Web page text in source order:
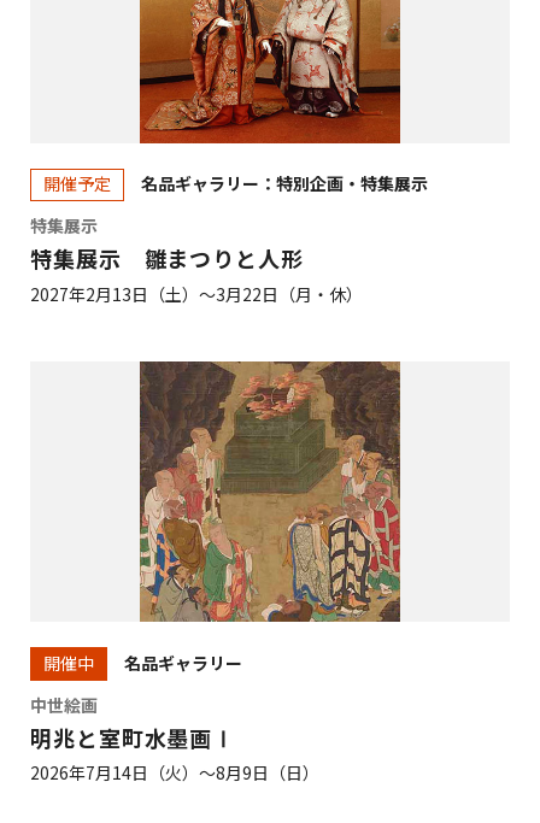
開催予定
名品ギャラリー：特別企画・特集展示
特集展示
特集展示 雛まつりと人形
2027年2月13日（土）～3月22日（月・休）
開催中
名品ギャラリー
中世絵画
明兆と室町水墨画Ⅰ
2026年7月14日（火）～8月9日（日）